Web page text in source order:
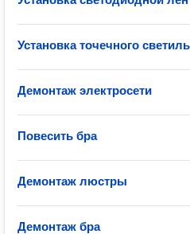
Установка точечного
Демонтаж электросети
Повесить бра
Демонтаж люстры
Демонтаж бра